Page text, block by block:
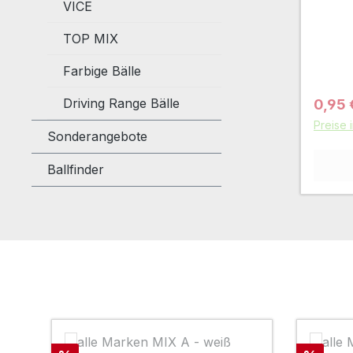
VICE
TOP MIX
Farbige Bälle
Driving Range Bälle
Sonderangebote
Ballfinder
0,95
Preise